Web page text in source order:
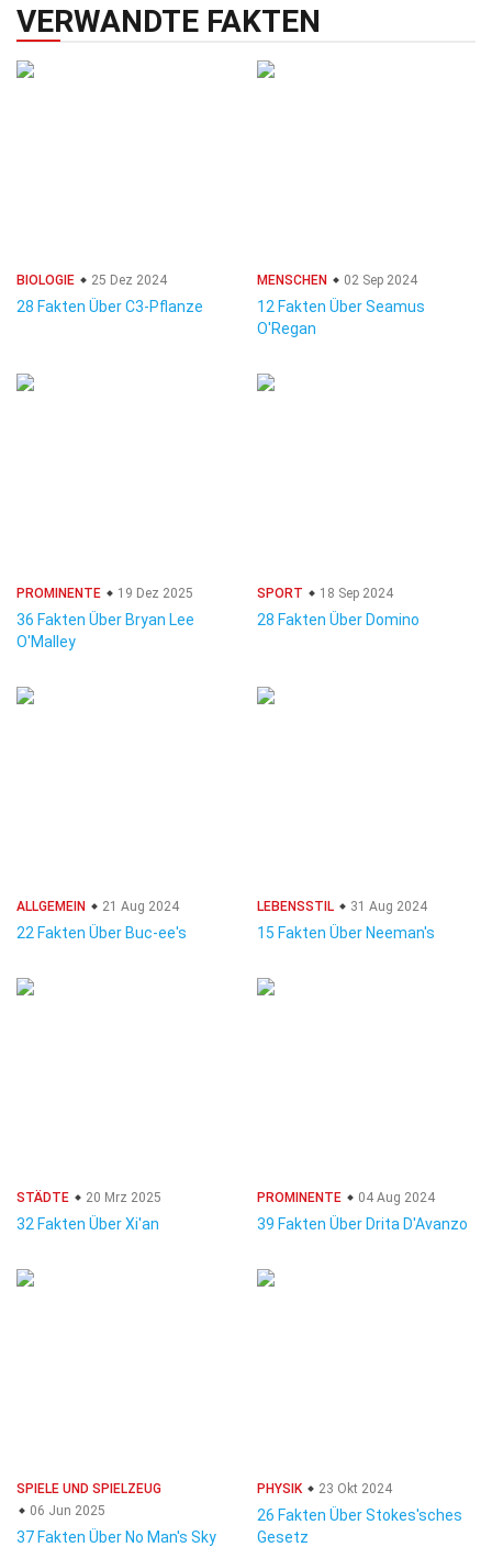
VERWANDTE FAKTEN
BIOLOGIE 25 Dez 2024
28 Fakten Über C3-Pflanze
MENSCHEN 02 Sep 2024
12 Fakten Über Seamus
O'Regan
PROMINENTE 19 Dez 2025
36 Fakten Über Bryan Lee
O'Malley
SPORT 18 Sep 2024
28 Fakten Über Domino
ALLGEMEIN 21 Aug 2024
22 Fakten Über Buc-ee's
LEBENSSTIL 31 Aug 2024
15 Fakten Über Neeman's
STÄDTE 20 Mrz 2025
32 Fakten Über Xi'an
PROMINENTE 04 Aug 2024
39 Fakten Über Drita D'Avanzo
SPIELE UND SPIELZEUG
06 Jun 2025
37 Fakten Über No Man's Sky
PHYSIK 23 Okt 2024
26 Fakten Über Stokes'sches
Gesetz